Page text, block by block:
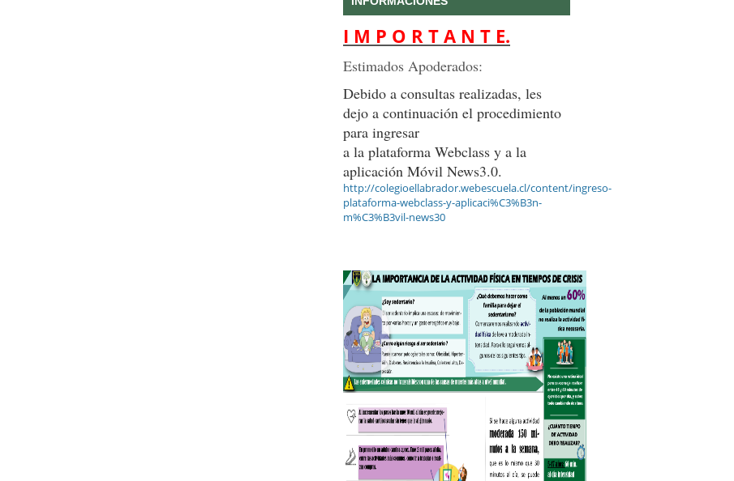
I M P O R T A N T E.
Estimados Apoderados:
Debido a consultas realizadas, les
dejo a continuación el procedimiento
para ingresar
a la plataforma Webclass y a la
aplicación Móvil News3.0.
http://colegioellabrador.webescuela.cl/content/ingreso-
plataforma-webclass-y-aplicaci%C3%B3n-
m%C3%B3vil-news30